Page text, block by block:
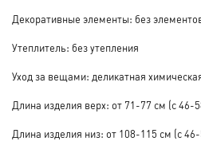
Декоративные элементы: без
Утеплитель: без утепления
Уход за вещами: деликатная
Длина изделия верх: от 71-77 см (с 46-
Длина изделия низ: от 108-115 см (с